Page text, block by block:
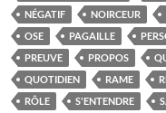
NÉGATIF NOIRCEUR
OSE
PAGAILLE
PREUVE
PROPOS
QUOTIDIEN
RAME
RÔLE
S'ENTENDRE